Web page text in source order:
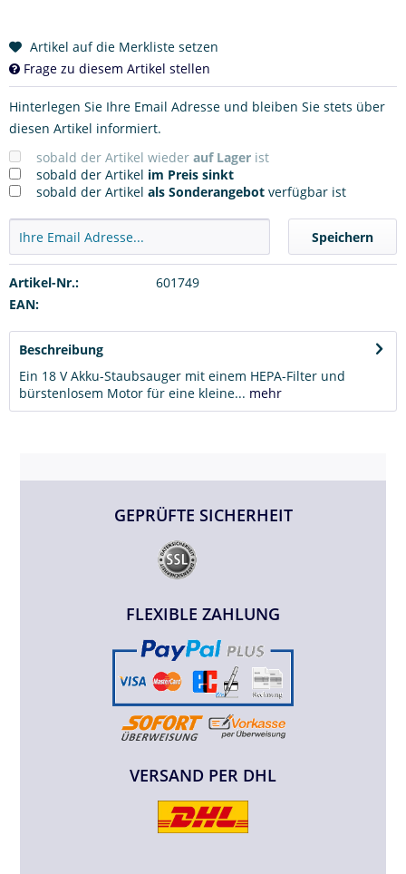
Artikel auf die Merkliste setzen
Frage zu diesem Artikel stellen
Hinterlegen Sie Ihre Email Adresse und bleiben Sie stets über
diesen Artikel informiert.
sobald der Artikel wieder auf Lager ist
sobald der Artikel im Preis sinkt
sobald der Artikel als Sonderangebot verfügbar ist
Speichern
Artikel-Nr.:
601749
EAN:
Beschreibung
Ein 18 V Akku-Staubsauger mit einem HEPA-Filter und
bürstenlosem Motor für eine kleine... mehr
GEPRÜFTE SICHERHEIT
FLEXIBLE ZAHLUNG
VERSAND PER DHL